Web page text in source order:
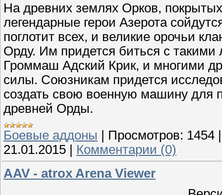
На древних землях Орков,
легендарные герои Азерота
поглотит всех, и великие орочьи
Орду. Им придется биться с такими
Громмаш Адский Крик, и многими
силы. Союзникам придется
создать свою военную машину для
древней Орды.
Боевые аддоны | Просмотров: 1454
21.01.2015 | Комментарии (0)
AAV - atrox Arena Viewer